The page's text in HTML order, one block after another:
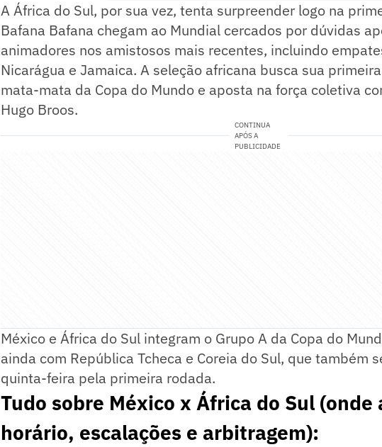
A África do Sul, por sua vez, tenta surpreender logo na
Bafana Bafana chegam ao Mundial cercados por dúvidas
animadores nos amistosos mais recentes, incluindo
Nicarágua e Jamaica. A seleção africana busca sua
mata-mata da Copa do Mundo e aposta na força coletiva
Hugo Broos.
CONTINUA
APÓS A
PUBLICIDADE
México e África do Sul integram o Grupo A da Copa do
ainda com República Tcheca e Coreia do Sul, que também
quinta-feira pela primeira rodada.
Tudo sobre México x África do Sul (onde
horário, escalações e arbitragem):